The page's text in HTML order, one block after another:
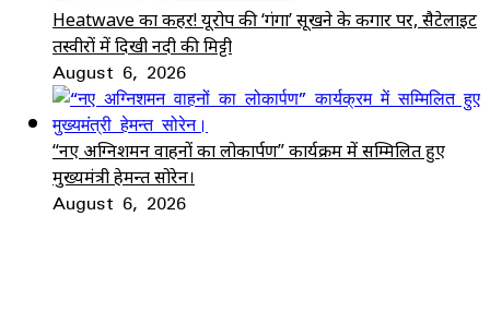
Heatwave का कहर! यूरोप की ‘गंगा’ सूखने के कगार पर, सैटेलाइट
तस्वीरों में दिखी नदी की मिट्टी
August 6, 2026
“नए अग्निशमन वाहनों का लोकार्पण” कार्यक्रम में सम्मिलित हुए
मुख्यमंत्री हेमन्त सोरेन।
August 6, 2026